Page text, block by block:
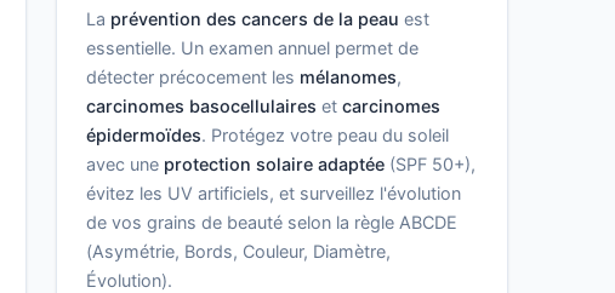
La prévention des cancers de la peau est
essentielle. Un examen annuel permet de
détecter précocement les mélanomes,
carcinomes basocellulaires et carcinomes
épidermoïdes. Protégez votre peau du soleil
avec une protection solaire adaptée(SPF 50+),
évitez les UV artificiels, et surveillez l'évolution
de vos grains de beauté selon la règle ABCDE
(Asymétrie, Bords, Couleur, Diamètre,
Évolution).